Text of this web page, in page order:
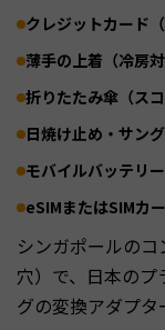
クレジットカード
薄手の上着（冷房対
折りたたみ傘（スコ
日焼け止め・サン
モバイルバッテリー
eSIMまたはSIMカ
シンガポールの
穴）で、日本の
グの変換アダプタ